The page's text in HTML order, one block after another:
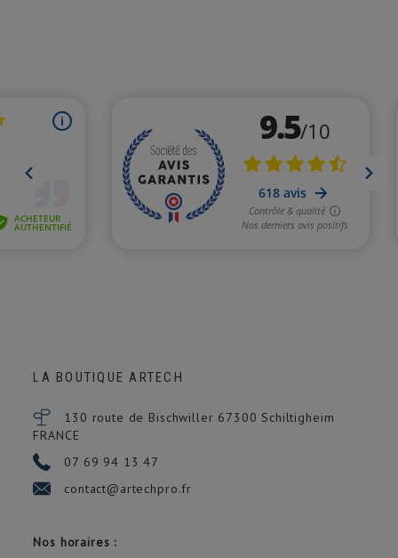
LA BOUTIQUE ARTECH
130 route de Bischwiller 67300 Schiltigheim
FRANCE
07 69 94 13 47
contact@artechpro.fr
Nos horaires :